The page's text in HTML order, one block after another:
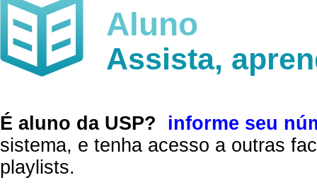
Aluno
Assista,
É aluno da USP?
informe seu
sistema, e tenha acesso a outras
playlists.